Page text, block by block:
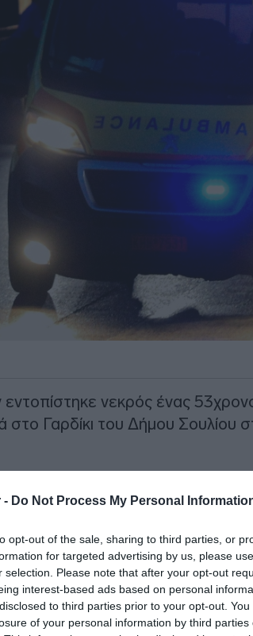
- Do Not Process My Personal
opt-out of the sale, sharing to third parties, or
for targeted advertising by us, please
selection. Please note that after your opt-out
interest-based ads based on personal
to third parties prior to your opt-out.
of your personal information by third parties
νεκρός ένας
στο Γαρδίκι του Δήμου Σουλίου